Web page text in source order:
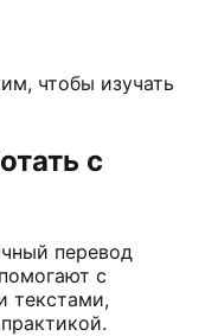
чтобы изучать
с
перевод
с
текстами,